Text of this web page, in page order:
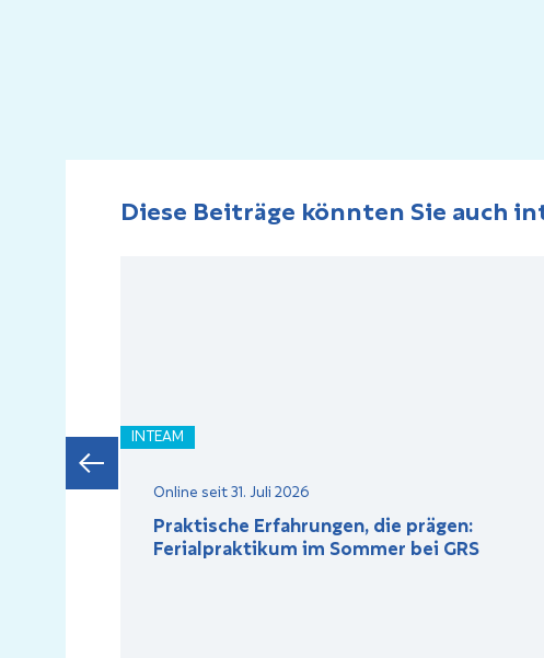
Diese Beiträge könnten Sie auch
INTEAM
Online seit 31. Juli 2026
Praktische Erfahrungen, die prägen:
Ferialpraktikum im Sommer bei GRS